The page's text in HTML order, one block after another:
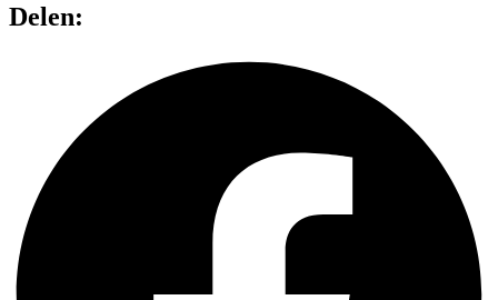
Delen: